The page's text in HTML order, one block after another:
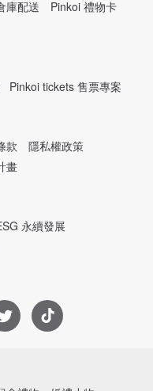
庫配送
Pinkoi 禮物卡
Pinkoi tickets 售票專案
款
隱私權政策
畫
永續發展